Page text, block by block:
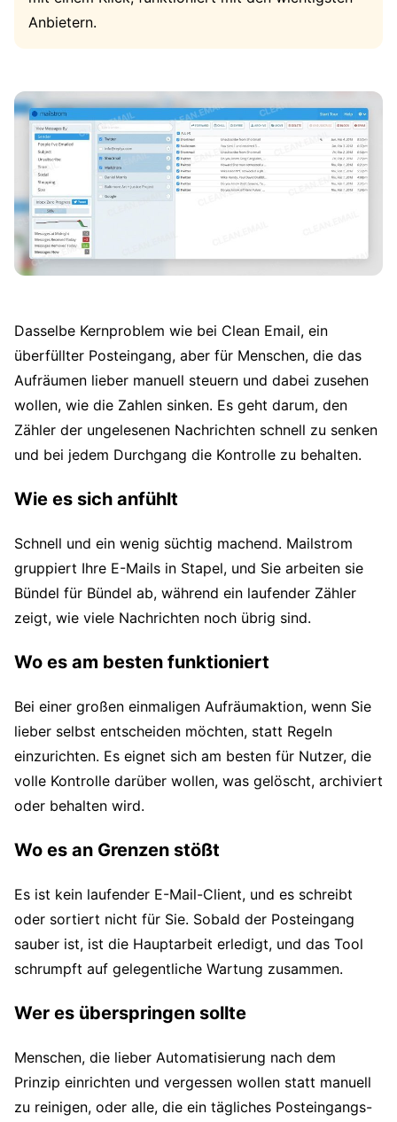
Anbietern.
Dasselbe Kernproblem wie bei Clean Email, ein
überfüllter Posteingang, aber für Menschen, die das
Aufräumen lieber manuell steuern und dabei zusehen
wollen, wie die Zahlen sinken. Es geht darum, den
Zähler der ungelesenen Nachrichten schnell zu senken
und bei jedem Durchgang die Kontrolle zu behalten.
Wie es sich anfühlt
Schnell und ein wenig süchtig machend. Mailstrom
gruppiert Ihre E-Mails in Stapel, und Sie arbeiten sie
Bündel für Bündel ab, während ein laufender Zähler
zeigt, wie viele Nachrichten noch übrig sind.
Wo es am besten funktioniert
Bei einer großen einmaligen Aufräumaktion, wenn Sie
lieber selbst entscheiden möchten, statt Regeln
einzurichten. Es eignet sich am besten für Nutzer, die
volle Kontrolle darüber wollen, was gelöscht, archiviert
oder behalten wird.
Wo es an Grenzen stößt
Es ist kein laufender E-Mail-Client, und es schreibt
oder sortiert nicht für Sie. Sobald der Posteingang
sauber ist, ist die Hauptarbeit erledigt, und das Tool
schrumpft auf gelegentliche Wartung zusammen.
Wer es überspringen sollte
Menschen, die lieber Automatisierung nach dem
Prinzip einrichten und vergessen wollen statt manuell
zu reinigen, oder alle, die ein tägliches Posteingangs-